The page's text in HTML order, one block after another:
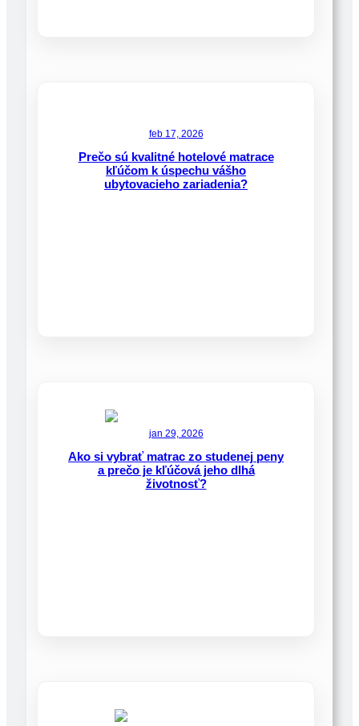
feb 17, 2026
Prečo sú kvalitné hotelové matrace
kľúčom k úspechu vášho
ubytovacieho zariadenia?
jan 29, 2026
Ako si vybrať matrac zo studenej peny
a prečo je kľúčová jeho dlhá
životnosť?